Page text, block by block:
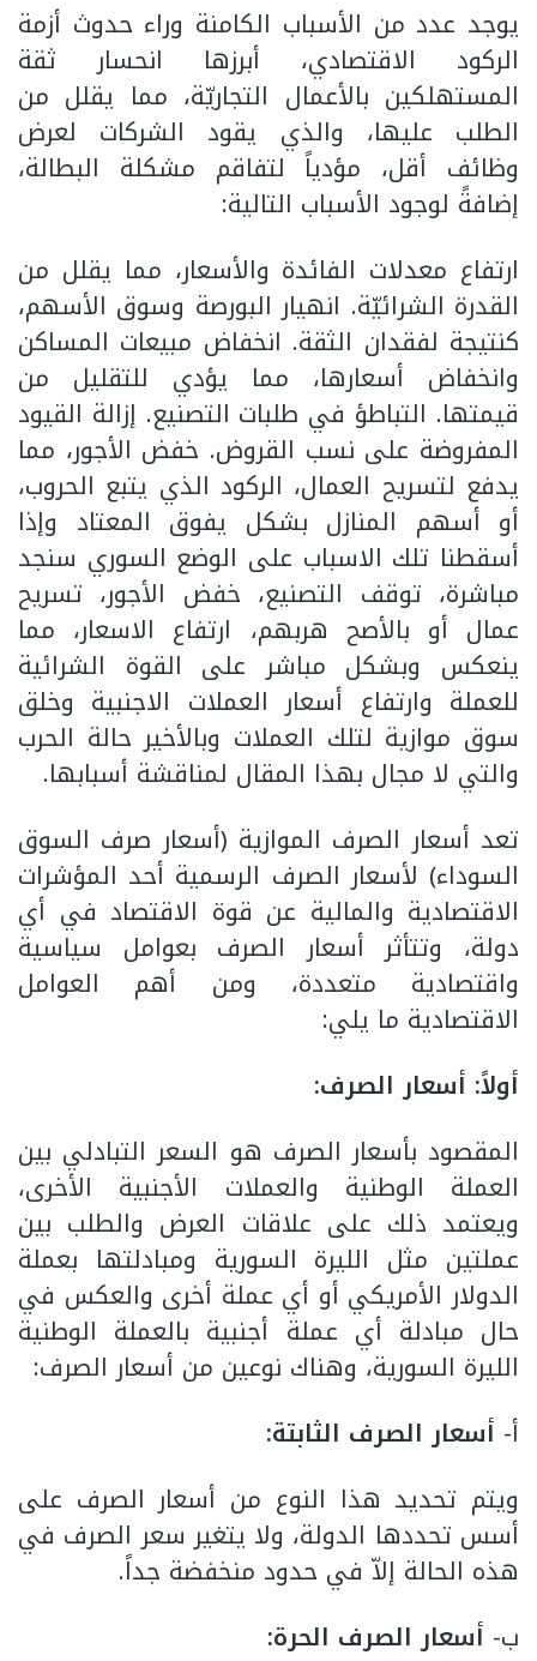
يوجد عدد من الأسباب الكامنة وراء حدوث أزمة
الركود الاقتصادي، أبرزها انحسار ثقة
المستهلكين بالأعمال التجاريّة، مما يقلل من
الطلب عليها، والذي يقود الشركات لعرض
وظائف أقل، مؤدياً لتفاقم مشكلة البطالة،
إضافةً لوجود الأسباب التالية:
ارتفاع معدلات الفائدة والأسعار، مما يقلل من
القدرة الشرائيّة. انهيار البورصة وسوق الأسهم،
كنتيجة لفقدان الثقة. انخفاض مبيعات المساكن
وانخفاض أسعارها، مما يؤدي للتقليل من
قيمتها. التباطؤ في طلبات التصنيع. إزالة القيود
المفروضة على نسب القروض. خفض الأجور، مما
يدفع لتسريح العمال، الركود الذي يتبع الحروب،
أو أسهم المنازل بشكل يفوق المعتاد وإذا
أسقطنا تلك الاسباب على الوضع السوري سنجد
مباشرة، توقف التصنيع، خفض الأجور، تسريح
عمال أو بالأصح هربهم، ارتفاع الاسعار، مما
ينعكس وبشكل مباشر على القوة الشرائية
للعملة وارتفاع أسعار العملات الاجنبية وخلق
سوق موازية لتلك العملات وبالأخير حالة الحرب
والتي لا مجال بهذا المقال لمناقشة أسبابها.
تعد أسعار الصرف الموازية (أسعار صرف السوق
السوداء) لأسعار الصرف الرسمية أحد المؤشرات
الاقتصادية والمالية عن قوة الاقتصاد في أي
دولة، وتتأثر أسعار الصرف بعوامل سياسية
واقتصادية متعددة، ومن أهم العوامل
الاقتصادية ما يلي:
أولاً: أسعار الصرف:
المقصود بأسعار الصرف هو السعر التبادلي بين
العملة الوطنية والعملات الأجنبية الأخرى،
ويعتمد ذلك على علاقات العرض والطلب بين
عملتين مثل الليرة السورية ومبادلتها بعملة
الدولار الأمريكي أو أي عملة أخرى والعكس في
حال مبادلة أي عملة أجنبية بالعملة الوطنية
الليرة السورية، وهناك نوعين من أسعار الصرف:
أ- أسعار الصرف الثابتة:
ويتم تحديد هذا النوع من أسعار الصرف على
أسس تحددها الدولة، ولا يتغير سعر الصرف في
هذه الحالة إلاّ في حدود منخفضة جداً.
ب- أسعار الصرف الحرة: